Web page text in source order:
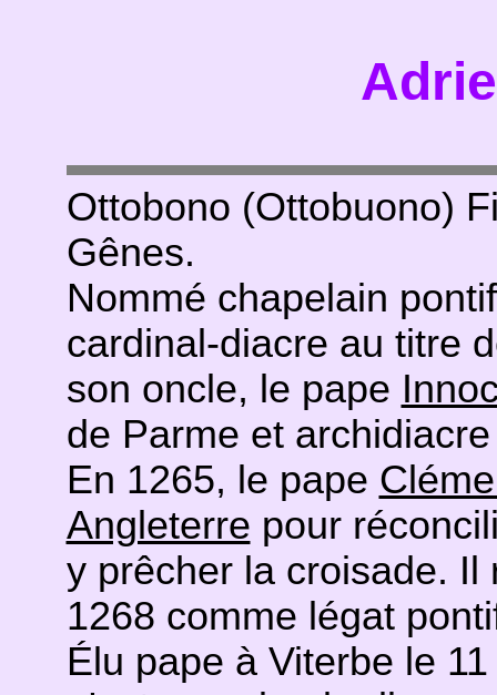
Ottobono (Ottobuono)
Gênes.
Nommé chapelain
cardinal-diacre au titre
son oncle, le pape
de Parme et
En 1265, le pape
Angleterre pour
y prêcher la croisade. Il
1268 comme légat
Élu pape à Viterbe le